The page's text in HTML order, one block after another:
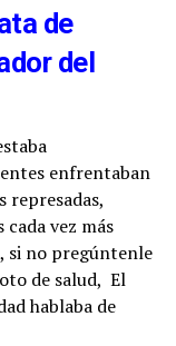
de
del
enfrentaban
represadas,
vez más
si no pregúntenle
de salud, El
hablaba de